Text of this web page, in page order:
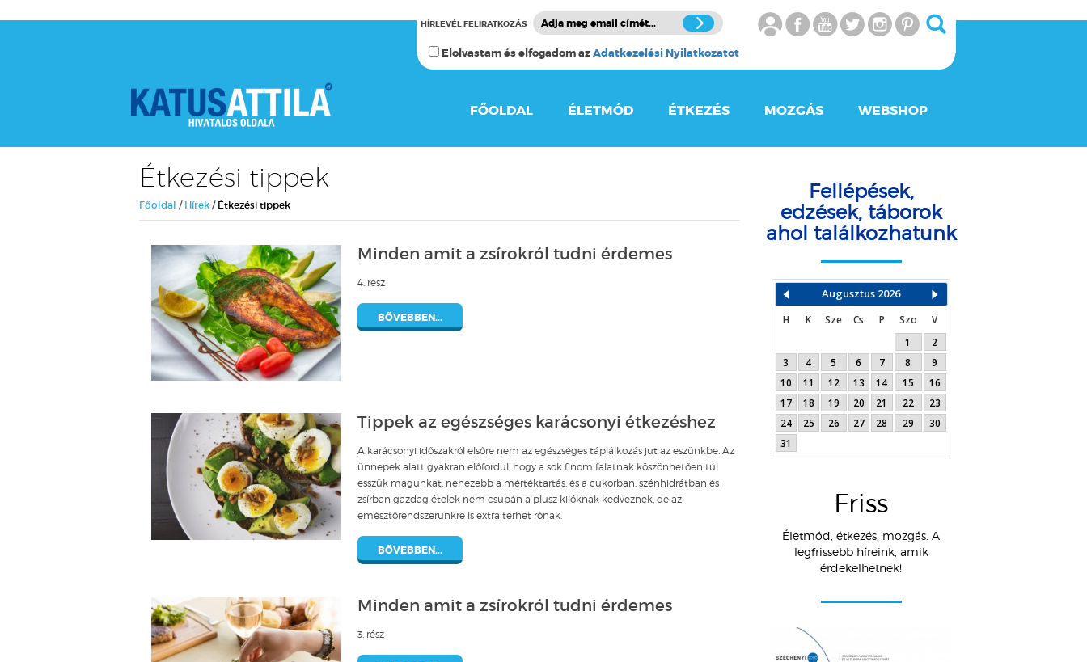
HÍRLEVÉL FELIRATKOZÁS
Elolvastam és elfogadom azAdatkezelési Nyilatkozatot
FŐOLDAL ÉLETMÓD ÉTKEZÉS MOZGÁS WEBSHOP
Étkezési tippek
Főoldal / Hírek / Étkezési tippek
Minden amit a zsírokról tudni érdemes
4. rész
BŐVEBBEN...
Tippek az egészséges karácsonyi étkezéshez
A karácsonyi időszakról elsőre nem az egészséges táplálkozás jut az eszünkbe. Az
ünnepek alatt gyakran előfordul, hogy a sok finom falatnak köszönhetően túl
esszük magunkat, nehezebb a mértéktartás, és a cukorban, szénhidrátban és
zsírban gazdag ételek nem csupán a plusz kilóknak kedveznek, de az
emésztőrendszerünkre is extra terhet rónak.
BŐVEBBEN...
Minden amit a zsírokról tudni érdemes
3. rész
Fellépések,
edzések, táborok
ahol találkozhatunk
Augusztus 2026
H K Sze Cs P Szo
V
1
2
3
4 5 6 7 8
9
10
11 12 13 14 15
16
17
18 19 20 21 22
23
24
25 26 27 28 29
30
31
Friss
Életmód, étkezés, mozgás. A
legfrissebb híreink, amik
érdekelhetnek!